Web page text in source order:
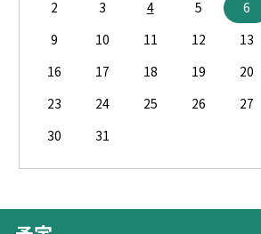
2
3 4 5 6
9
10 11 12 13
16
17 18 19 20
23
24 25 26 27
30
31